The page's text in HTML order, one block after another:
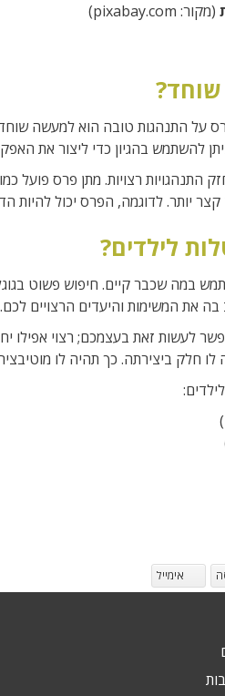
(מקור: pixabay.com)
על התנהגות טובה הוא למעשה
להשתמש בהגיון כדי ליצור את
התנהגויות רצויות. מתן פרס פועל
קצר יותר. לדוגמה, הפרס יכול
לילדים?
במה שכבר קיים. חיפוש פשוט
את המשימות והיעדים הרצויים לכם.
לעשות זאת בעצמכם; רצוי אפילו
לו חלק ביצירתה. כך תהיה לו
אימייל